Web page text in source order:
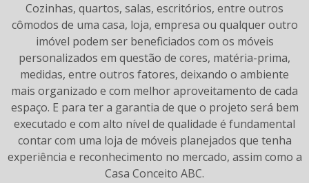
Cozinhas, quartos, salas, escritórios, entre outros
cômodos de uma casa, loja, empresa ou qualquer outro
imóvel podem ser beneficiados com os móveis
personalizados em questão de cores, matéria-prima,
medidas, entre outros fatores, deixando o ambiente
mais organizado e com melhor aproveitamento de cada
espaço. E para ter a garantia de que o projeto será bem
executado e com alto nível de qualidade é fundamental
contar com uma loja de móveis planejados que tenha
experiência e reconhecimento no mercado, assim como a
Casa Conceito ABC.